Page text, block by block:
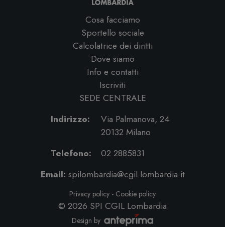
Cosa facciamo
Sportello sociale
Calcolatrice dei diritti
Dove siamo
Info e contatti
Iscriviti
SEDE CENTRALE
Indirizzo:
Via Palmanova, 24
20132 Milano
Telefono:
02 2885831
Email: spilombardia@cgil.lombardia.it
Privacy policy - Cookie policy
© 2026 SPI CGIL Lombardia
Design by